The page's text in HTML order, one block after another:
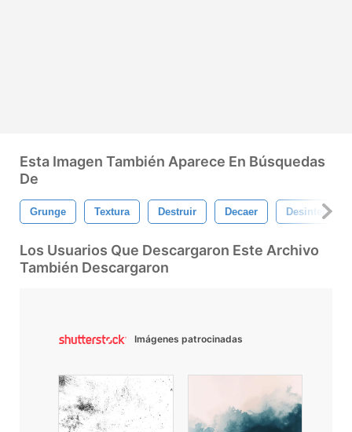
Esta Imagen También Aparece En Búsquedas
De
Grunge Textura Destruir Decaer
Los Usuarios Que Descargaron Este Archivo
También Descargaron
Imágenes patrocinadas